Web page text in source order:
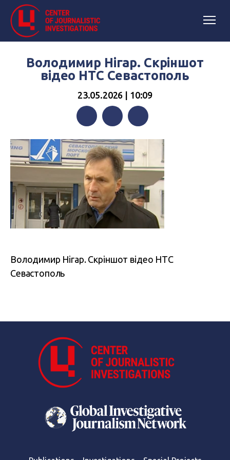
Володимир Нігар. Скріншот
відео НТС Севастополь
23.05.2026 | 10:09
Володимир Нігар. Скріншот відео НТС
Севастополь